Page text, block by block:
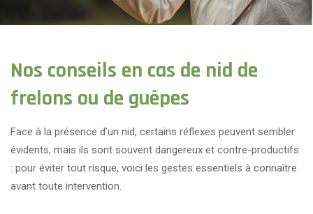
Nos conseils en cas de nid de
frelons ou de guêpes
Face à la présence d’un nid, certains réflexes peuvent sembler
évidents, mais ils sont souvent dangereux et contre-productifs
: pour éviter tout risque, voici les gestes essentiels à connaître
avant toute intervention.